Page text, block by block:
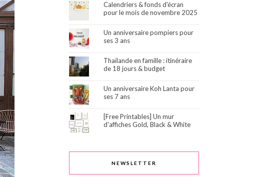
Calendriers & fonds d'écran
pour le mois de novembre 2025
Un anniversaire pompiers pour
ses 3 ans
Thaïlande en famille : itinéraire
de 18 jours & budget
Un anniversaire Koh Lanta pour
ses 7 ans
[Free Printables] Un mur
d'affiches Gold, Black & White
NEWSLETTER